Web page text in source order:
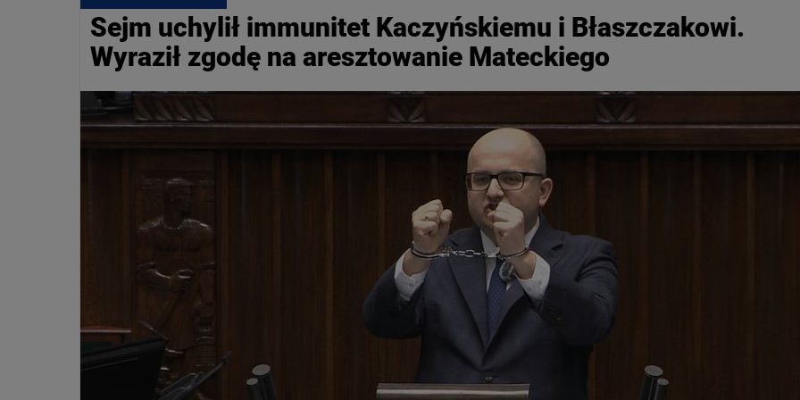
Sejm uchylił immunitet Kaczyńskiemu i Błaszczakowi.
Wyraził zgodę na aresztowanie Mateckiego